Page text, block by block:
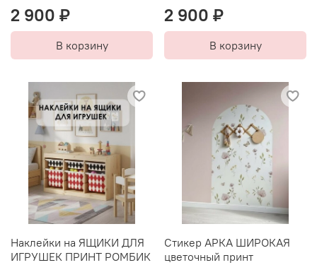
2 900 ₽
В корзину
2 900 ₽
В корзину
Наклейки на ЯЩИКИ ДЛЯ
ИГРУШЕК ПРИНТ РОМБИК
Стикер АРКА ШИРОКАЯ
цветочный принт